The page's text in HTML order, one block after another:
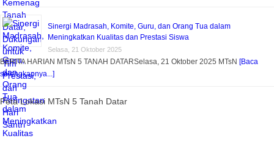
Sinergi Madrasah, Komite, Guru, dan Orang Tua dalam
Meningkatkan Kualitas dan Prestasi Siswa
Selasa, 21 Oktober 2025
BERITA HARIAN MTsN 5 TANAH DATARSelasa, 21 Oktober 2025 MTsN [Baca
selengkapnya...]
Peta Lokasi MTsN 5 Tanah Datar